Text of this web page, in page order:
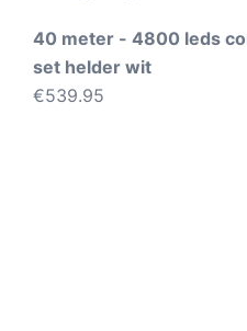
40 meter - 4800 leds
set helder wit
€539.95